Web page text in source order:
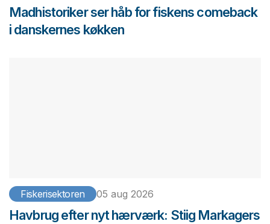
Madhistoriker ser håb for fiskens comeback
i danskernes køkken
Fiskerisektoren 05 aug 2026
Havbrug efter nyt hærværk: Stiig Markagers